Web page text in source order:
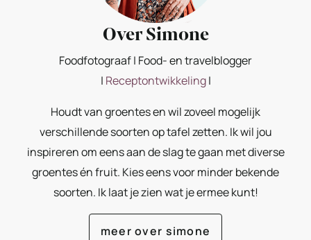
Over Simone
Foodfotograaf | Food- en travelblogger
| Receptontwikkeling|
Houdt van groentes en wil zoveel mogelijk
verschillende soorten op tafel zetten. Ik wil jou
inspireren om eens aan de slag te gaan met diverse
groentes én fruit. Kies eens voor minder bekende
soorten. Ik laat je zien wat je ermee kunt!
meer over simone